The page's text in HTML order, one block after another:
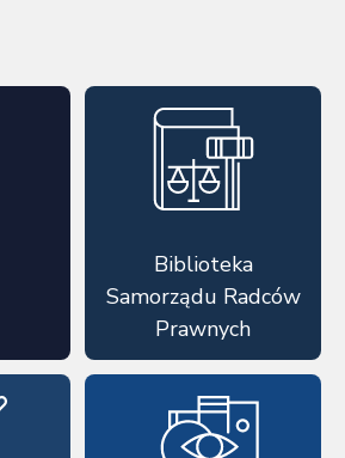
Biblioteka
Samorządu Radców
Prawnych